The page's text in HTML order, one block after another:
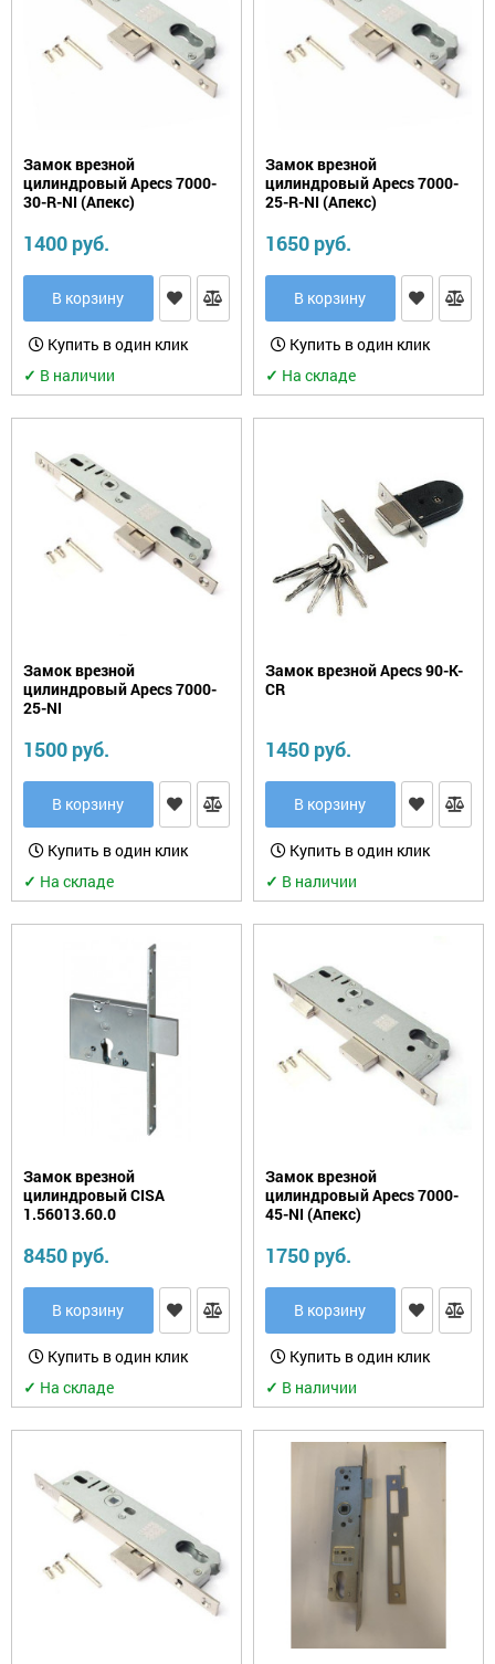
Замок врезной
цилиндровый Apecs 7000-
30-R-NI (Апекс)
1400 руб.
В корзину
Купить в один клик
✓ В наличии
Замок врезной
цилиндровый Apecs 7000-
25-R-NI (Апекс)
1650 руб.
В корзину
Купить в один клик
✓ На складе
Замок врезной
цилиндровый Apecs 7000-
25-NI
1500 руб.
В корзину
Купить в один клик
✓ На складе
Замок врезной Apecs 90-K-
CR
1450 руб.
В корзину
Купить в один клик
✓ В наличии
Замок врезной
цилиндровый CISA
1.56013.60.0
8450 руб.
В корзину
Купить в один клик
✓ На складе
Замок врезной
цилиндровый Apecs 7000-
45-NI (Апекс)
1750 руб.
В корзину
Купить в один клик
✓ В наличии